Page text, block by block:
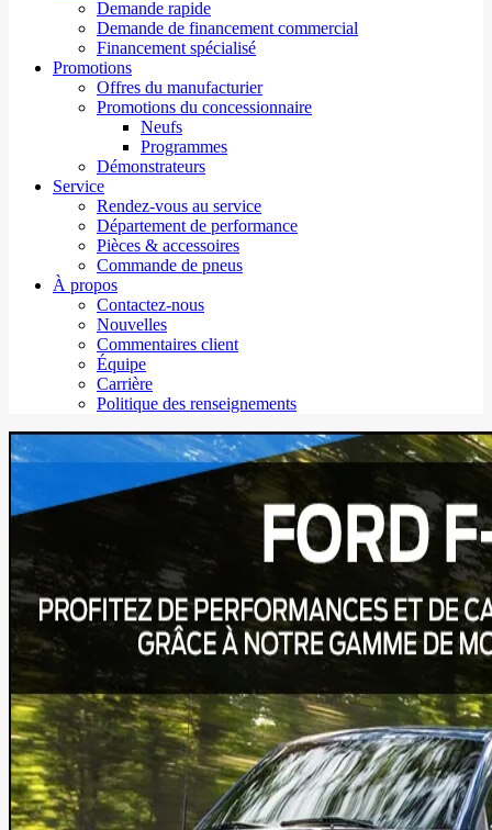
Demande rapide
Demande de financement commercial
Financement spécialisé
Promotions
Offres du manufacturier
Promotions du concessionnaire
Neufs
Programmes
Démonstrateurs
Service
Rendez-vous au service
Département de performance
Pièces & accessoires
Commande de pneus
À propos
Contactez-nous
Nouvelles
Commentaires client
Équipe
Carrière
Politique des renseignements